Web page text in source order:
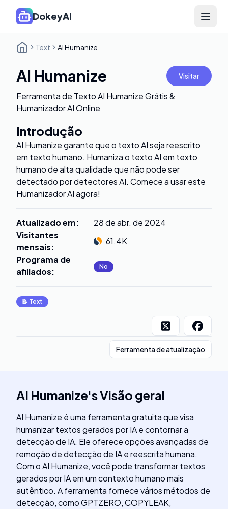
DokeyAI Open
Text AI Humanize
AI Humanize Visitar
Ferramenta de Texto AI Humanize Grátis &
Humanizador AI Online
Introdução
AI Humanize garante que o texto AI seja reescrito
em texto humano. Humaniza o texto AI em texto
humano de alta qualidade que não pode ser
detectado por detectores AI. Comece a usar este
Humanizador AI agora!
Atualizado em:
28 de abr. de 2024
Visitantes
mensais:
61.4K
Programa de
afiliados: No
📝 Text
Ferramenta de atualização
AI Humanize'sVisão geral
AI Humanize é uma ferramenta gratuita que visa
humanizar textos gerados por IA e contornar a
detecção de IA. Ele oferece opções avançadas de
remoção de detecção de IA e reescrita humana.
Com o AI Humanize, você pode transformar textos
gerados por IA em um contexto humano mais
autêntico. A ferramenta fornece vários métodos de
detecção, como GPTZERO, COPYLEAK,